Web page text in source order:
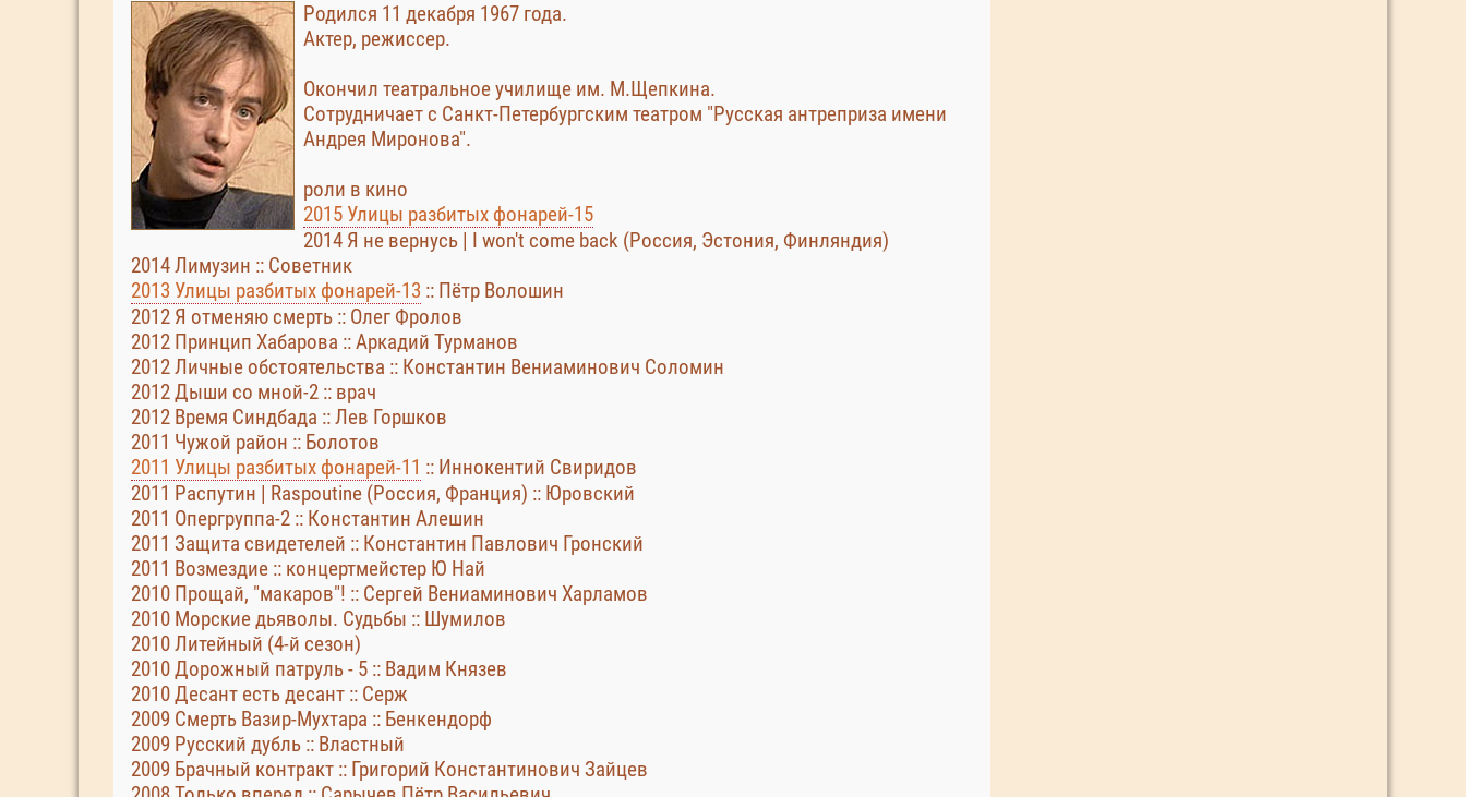
Родился 11 декабря 1967 года.
Актер, режиссер.
Окончил театральное училище им. М.Щепкина.
Сотрудничает с Санкт-Петербургским театром "Русская антреприза имени
Андрея Миронова".
роли в кино
2015 Улицы разбитых фонарей-15
2014 Я не вернусь | I won't come back (Россия, Эстония, Финляндия)
2014 Лимузин :: Советник
2013 Улицы разбитых фонарей-13 :: Пётр Волошин
2012 Я отменяю смерть :: Олег Фролов
2012 Принцип Хабарова :: Аркадий Турманов
2012 Личные обстоятельства :: Константин Вениаминович Соломин
2012 Дыши со мной-2 :: врач
2012 Время Синдбада :: Лев Горшков
2011 Чужой район :: Болотов
2011 Улицы разбитых фонарей-11 :: Иннокентий Свиридов
2011 Распутин | Raspoutine (Россия, Франция) :: Юровский
2011 Опергруппа-2 :: Константин Алешин
2011 Защита свидетелей :: Константин Павлович Гронский
2011 Возмездие :: концертмейстер Ю Най
2010 Прощай, "макаров"! :: Сергей Вениаминович Харламов
2010 Морские дьяволы. Судьбы :: Шумилов
2010 Литейный (4-й сезон)
2010 Дорожный патруль - 5 :: Вадим Князев
2010 Десант есть десант :: Серж
2009 Смерть Вазир-Мухтара :: Бенкендорф
2009 Русский дубль :: Властный
2009 Брачный контракт :: Григорий Константинович Зайцев